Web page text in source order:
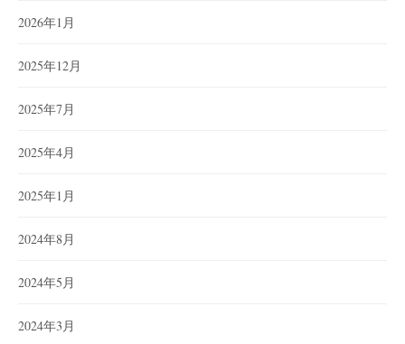
2026年1月
2025年12月
2025年7月
2025年4月
2025年1月
2024年8月
2024年5月
2024年3月